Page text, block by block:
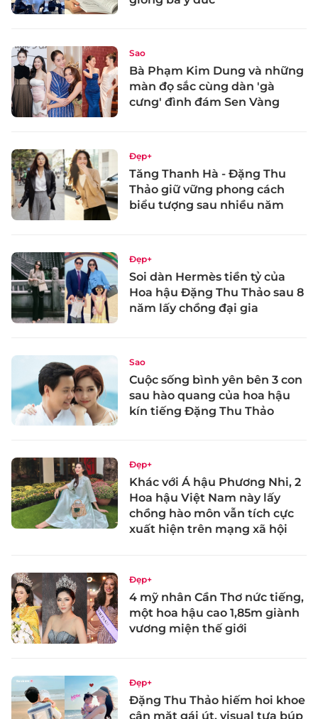
Sao
Bà Phạm Kim Dung và những
màn đọ sắc cùng dàn 'gà
cưng' đình đám Sen Vàng
Đẹp+
Tăng Thanh Hà - Đặng Thu
Thảo giữ vững phong cách
biểu tượng sau nhiều năm
Đẹp+
Soi dàn Hermès tiền tỷ của
Hoa hậu Đặng Thu Thảo sau 8
năm lấy chồng đại gia
Sao
Cuộc sống bình yên bên 3 con
sau hào quang của hoa hậu
kín tiếng Đặng Thu Thảo
Đẹp+
Khác với Á hậu Phương Nhi, 2
Hoa hậu Việt Nam này lấy
chồng hào môn vẫn tích cực
xuất hiện trên mạng xã hội
Đẹp+
4 mỹ nhân Cần Thơ nức tiếng,
một hoa hậu cao 1,85m giành
vương miện thế giới
Đẹp+
Đặng Thu Thảo hiếm hoi khoe
cận mặt gái út, visual tựa búp